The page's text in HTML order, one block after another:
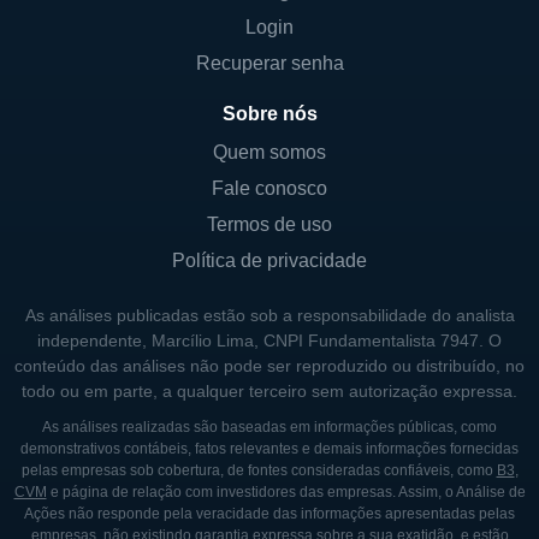
O modelo de negócio da ISG é centrado na
prestação de serviços de saneamento básico
natural. A empresa tem como objetivo maior
a eficiência operacional e a sustentabilidade,
buscando sempre inovações que possam
agregar valor aos seus processos. Um dos
tecnologias avançadas na gestão de água e
esgoto, o que reflete o seu compromisso
com a melhoria contínua e a
responsabilidade ambiental.
Quanto aos princípios que regem suas
atividades, a ISG adota uma postura de
responsabilidade social, investindo em
projetos que beneficiem as comunidades
Login
Recuperar senha
Sobre nós
Quem somos
Fale conosco
Termos de uso
Política de privacidade
As análises publicadas estão sob a responsabilidade do analista
independente, Marcílio Lima, CNPI Fundamentalista 7947. O
conteúdo das análises não pode ser reproduzido ou distribuído, no
todo ou em parte, a qualquer terceiro sem autorização expressa.
As análises realizadas são baseadas em informações públicas, como
demonstrativos contábeis, fatos relevantes e demais informações fornecidas
pelas empresas sob cobertura, de fontes consideradas confiáveis, como B3,
CVM e página de relação com investidores das empresas. Assim, o Análise de
Ações não responde pela veracidade das informações apresentadas pelas
empresas, não existindo garantia expressa sobre a sua exatidão, e estão